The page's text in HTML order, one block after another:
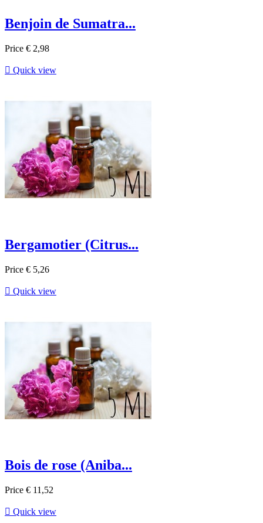
Benjoin de Sumatra...
Price € 2,98
 Quick view
Bergamotier (Citrus...
Price € 5,26
 Quick view
Bois de rose (Aniba...
Price € 11,52
 Quick view